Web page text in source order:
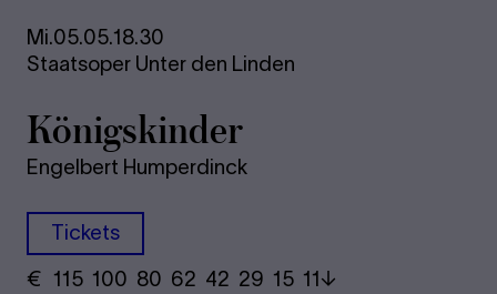
Mi.05.05.18.30
Staatsoper Unter den Linden
Kö­nigs­kin­der
Engelbert Humperdinck
Tickets
€ ​ 115 100 80​ 62 42 29​ 15 11